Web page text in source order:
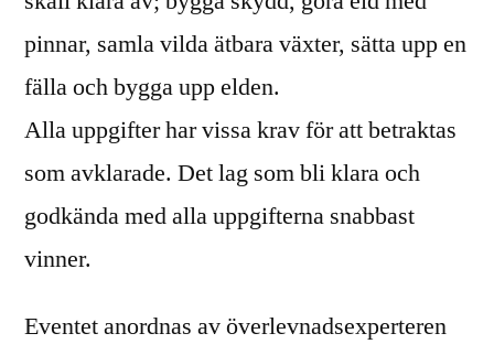
pinnar, samla vilda ätbara växter, sätta upp en
fälla och bygga upp elden.
Alla uppgifter har vissa krav för att betraktas
som avklarade. Det lag som bli klara och
godkända med alla uppgifterna snabbast
vinner.
Eventet anordnas av överlevnadsexperteren